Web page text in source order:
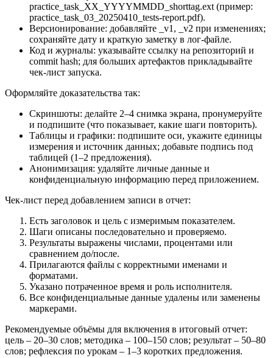
practice_task_XX_YYYYMMDD_shorttag.ext (пример:
practice_task_03_20250410_tests-report.pdf).
Версионирование: добавляйте _v1, _v2 при изменениях;
сохраняйте дату и краткую заметку в лог-файле.
Код и журналы: указывайте ссылку на репозиторий и
commit hash; для больших артефактов прикладывайте
чек-лист запуска.
Оформляйте доказательства так:
Скриншоты: делайте 2–4 снимка экрана, пронумеруйте
и подпишите (что показывает, какие шаги повторить).
Таблицы и графики: подпишите оси, укажите единицы
измерения и источник данных; добавьте подпись под
таблицей (1–2 предложения).
Анонимизация: удаляйте личные данные и
конфиденциальную информацию перед приложением.
Чек-лист перед добавлением записи в отчет:
Есть заголовок и цель с измеримым показателем.
Шаги описаны последовательно и проверяемо.
Результаты выражены числами, процентами или
сравнением до/после.
Прилагаются файлы с корректными именами и
форматами.
Указано потраченное время и роль исполнителя.
Все конфиденциальные данные удалены или заменены
маркерами.
Рекомендуемые объёмы для включения в итоговый отчет:
цель – 20–30 слов; методика – 100–150 слов; результат – 50–80
слов; рефлексия по урокам – 1–3 коротких предложения.